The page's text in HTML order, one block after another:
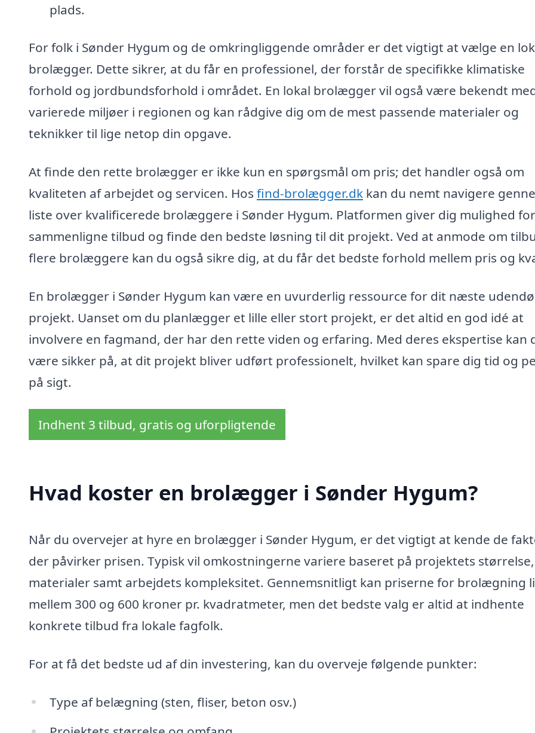
plads.
For folk i Sønder Hygum og de omkringliggende områder er det vigtigt at vælge en
brolægger. Dette sikrer, at du får en professionel, der forstår de specifikke klimatiske
forhold og jordbundsforhold i området. En lokal brolægger vil også være bekendt
varierede miljøer i regionen og kan rådgive dig om de mest passende materialer og
teknikker til lige netop din opgave.
At finde den rette brolægger er ikke kun en spørgsmål om pris; det handler også om
kvaliteten af arbejdet og servicen. Hos find-brolægger.dk kan du nemt navigere
liste over kvalificerede brolæggere i Sønder Hygum. Platformen giver dig mulighed
sammenligne tilbud og finde den bedste løsning til dit projekt. Ved at anmode om
flere brolæggere kan du også sikre dig, at du får det bedste forhold mellem pris og
En brolægger i Sønder Hygum kan være en uvurderlig ressource for dit næste
projekt. Uanset om du planlægger et lille eller stort projekt, er det altid en god idé at
involvere en fagmand, der har den rette viden og erfaring. Med deres ekspertise kan
være sikker på, at dit projekt bliver udført professionelt, hvilket kan spare dig tid og
på sigt.
Indhent 3 tilbud, gratis og uforpligtende
Hvad koster en brolægger i Sønder Hygum?
Når du overvejer at hyre en brolægger i Sønder Hygum, er det vigtigt at kende de
der påvirker prisen. Typisk vil omkostningerne variere baseret på projektets størrelse,
materialer samt arbejdets kompleksitet. Gennemsnitligt kan priserne for brolægning
mellem 300 og 600 kroner pr. kvadratmeter, men det bedste valg er altid at indhente
konkrete tilbud fra lokale fagfolk.
For at få det bedste ud af din investering, kan du overveje følgende punkter:
Type af belægning (sten, fliser, beton osv.)